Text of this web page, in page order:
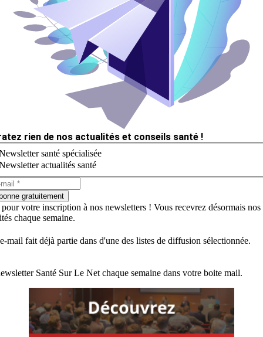
rien de nos actualités et conseils santé !
santé spécialisée
actualités santé
gratuitement
votre inscription à nos newsletters ! Vous recevrez désormais nos
chaque semaine.
mail fait déjà partie dans d'une des listes de diffusion sélectionnée.
Santé Sur Le Net chaque semaine dans votre boite mail.